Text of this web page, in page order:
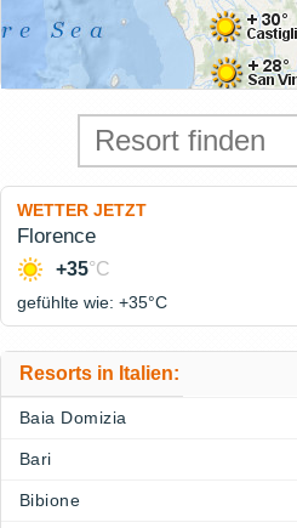
WETTER JETZT
Florence
+35°C
gefühlte wie: +35°C
Resorts in Italien:
Baia Domizia
Bari
Bibione